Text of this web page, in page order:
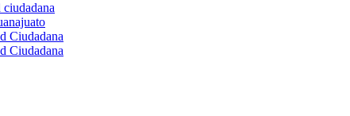
ciudadana
Ciudadana
Ciudadana